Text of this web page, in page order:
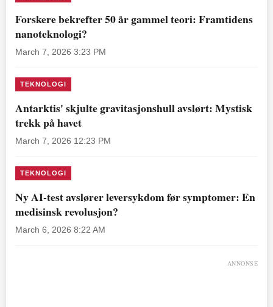
Forskere bekrefter 50 år gammel teori: Framtidens
nanoteknologi?
March 7, 2026 3:23 PM
TEKNOLOGI
Antarktis' skjulte gravitasjonshull avslørt: Mystisk
trekk på havet
March 7, 2026 12:23 PM
TEKNOLOGI
Ny AI-test avslører leversykdom før symptomer: En
medisinsk revolusjon?
March 6, 2026 8:22 AM
ANNONSE